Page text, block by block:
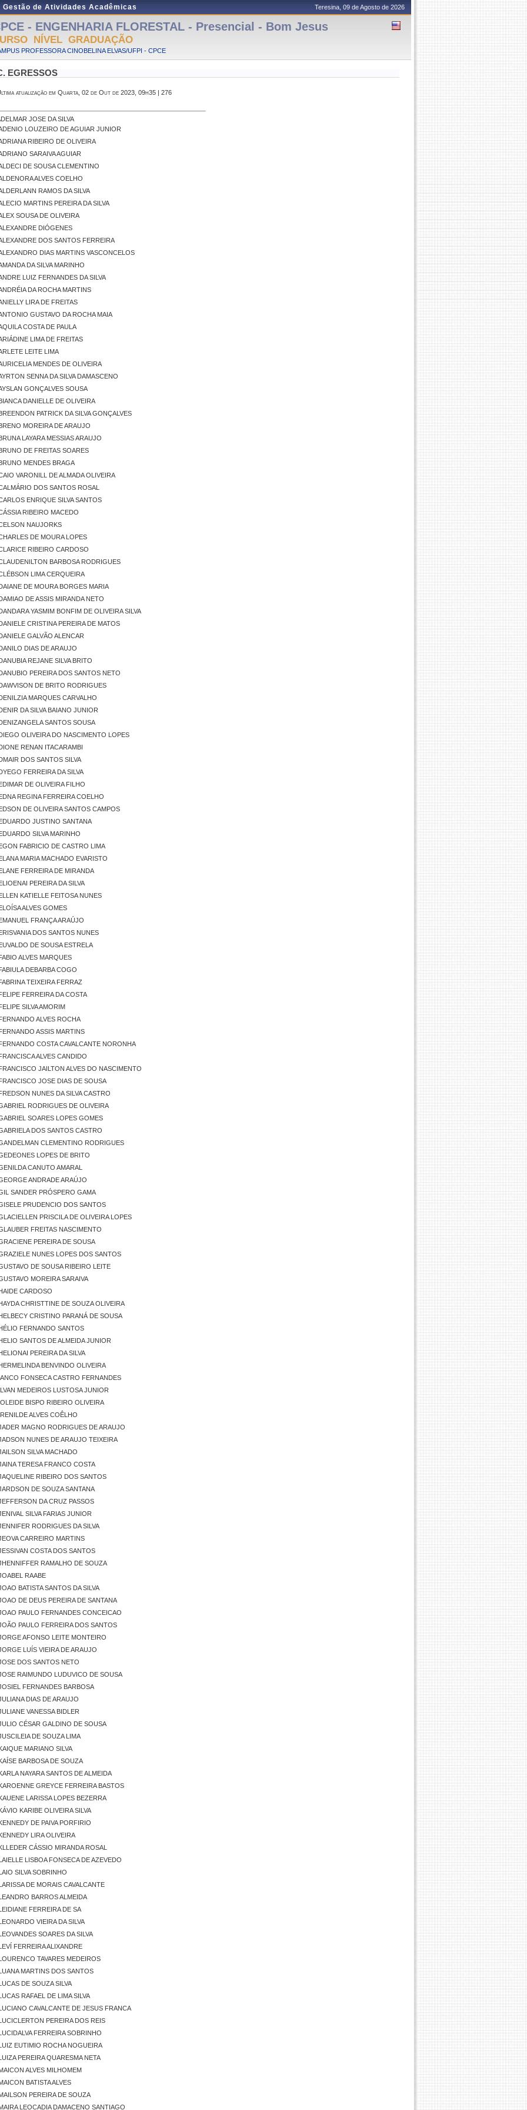
de Atividades Acadêmicas Teresina, 09 de Agosto de 2026
- ENGENHARIA FLORESTAL - Presencial - Bom Jesus
NÍVEL GRADUAÇÃO
PROFESSORA CINOBELINA ELVAS/UFPI - CPCE
EGRESSOS
atualização em Quarta, 02 de Out de 2023, 09h35 | 276
JOSE DA SILVA
LOUZEIRO DE AGUIAR JUNIOR
RIBEIRO DE OLIVEIRA
SARAIVA AGUIAR
DE SOUSA CLEMENTINO
ALVES COELHO
RAMOS DA SILVA
MARTINS PEREIRA DA SILVA
SOUSA DE OLIVEIRA
DIÓGENES
DOS SANTOS FERREIRA
DIAS MARTINS VASCONCELOS
DA SILVA MARINHO
LUIZ FERNANDES DA SILVA
DA ROCHA MARTINS
LIRA DE FREITAS
GUSTAVO DA ROCHA MAIA
COSTA DE PAULA
LIMA DE FREITAS
LEITE LIMA
MENDES DE OLIVEIRA
SENNA DA SILVA DAMASCENO
GONÇALVES SOUSA
DANIELLE DE OLIVEIRA
PATRICK DA SILVA GONÇALVES
MOREIRA DE ARAUJO
LAYARA MESSIAS ARAUJO
DE FREITAS SOARES
MENDES BRAGA
VARONILL DE ALMADA OLIVEIRA
DOS SANTOS ROSAL
ENRIQUE SILVA SANTOS
RIBEIRO MACEDO
NAUJORKS
DE MOURA LOPES
RIBEIRO CARDOSO
BARBOSA RODRIGUES
LIMA CERQUEIRA
DE MOURA BORGES MARIA
DE ASSIS MIRANDA NETO
YASMIM BONFIM DE OLIVEIRA SILVA
CRISTINA PEREIRA DE MATOS
GALVÃO ALENCAR
DIAS DE ARAUJO
REJANE SILVA BRITO
PEREIRA DOS SANTOS NETO
DE BRITO RODRIGUES
MARQUES CARVALHO
DA SILVA BAIANO JUNIOR
SANTOS SOUSA
OLIVEIRA DO NASCIMENTO LOPES
RENAN ITACARAMBI
DOS SANTOS SILVA
FERREIRA DA SILVA
DE OLIVEIRA FILHO
REGINA FERREIRA COELHO
DE OLIVEIRA SANTOS CAMPOS
JUSTINO SANTANA
SILVA MARINHO
FABRICIO DE CASTRO LIMA
MARIA MACHADO EVARISTO
FERREIRA DE MIRANDA
PEREIRA DA SILVA
KATIELLE FEITOSA NUNES
ALVES GOMES
FRANÇA ARAÚJO
DOS SANTOS NUNES
DE SOUSA ESTRELA
ALVES MARQUES
DEBARBA COGO
TEIXEIRA FERRAZ
FERREIRA DA COSTA
SILVA AMORIM
ALVES ROCHA
ASSIS MARTINS
COSTA CAVALCANTE NORONHA
ALVES CANDIDO
JAILTON ALVES DO NASCIMENTO
JOSE DIAS DE SOUSA
NUNES DA SILVA CASTRO
RODRIGUES DE OLIVEIRA
SOARES LOPES GOMES
DOS SANTOS CASTRO
CLEMENTINO RODRIGUES
LOPES DE BRITO
CANUTO AMARAL
ANDRADE ARAÚJO
SANDER PRÓSPERO GAMA
PRUDENCIO DOS SANTOS
PRISCILA DE OLIVEIRA LOPES
FREITAS NASCIMENTO
PEREIRA DE SOUSA
NUNES LOPES DOS SANTOS
DE SOUSA RIBEIRO LEITE
MOREIRA SARAIVA
CARDOSO
CHRISTTINE DE SOUZA OLIVEIRA
CRISTINO PARANÁ DE SOUSA
FERNANDO SANTOS
SANTOS DE ALMEIDA JUNIOR
PEREIRA DA SILVA
BENVINDO OLIVEIRA
FONSECA CASTRO FERNANDES
MEDEIROS LUSTOSA JUNIOR
BISPO RIBEIRO OLIVEIRA
ALVES COÊLHO
MAGNO RODRIGUES DE ARAUJO
NUNES DE ARAUJO TEIXEIRA
SILVA MACHADO
TERESA FRANCO COSTA
RIBEIRO DOS SANTOS
DE SOUZA SANTANA
DA CRUZ PASSOS
SILVA FARIAS JUNIOR
RODRIGUES DA SILVA
CARREIRO MARTINS
COSTA DOS SANTOS
RAMALHO DE SOUZA
RAABE
BATISTA SANTOS DA SILVA
DE DEUS PEREIRA DE SANTANA
PAULO FERNANDES CONCEICAO
PAULO FERREIRA DOS SANTOS
AFONSO LEITE MONTEIRO
LUÍS VIEIRA DE ARAUJO
DOS SANTOS NETO
RAIMUNDO LUDUVICO DE SOUSA
FERNANDES BARBOSA
DIAS DE ARAUJO
VANESSA BIDLER
CÉSAR GALDINO DE SOUSA
DE SOUZA LIMA
MARIANO SILVA
BARBOSA DE SOUZA
NAYARA SANTOS DE ALMEIDA
GREYCE FERREIRA BASTOS
LARISSA LOPES BEZERRA
KARIBE OLIVEIRA SILVA
DE PAIVA PORFIRIO
LIRA OLIVEIRA
CÁSSIO MIRANDA ROSAL
LISBOA FONSECA DE AZEVEDO
SILVA SOBRINHO
DE MORAIS CAVALCANTE
BARROS ALMEIDA
FERREIRA DE SA
VIEIRA DA SILVA
SOARES DA SILVA
FERREIRA ALIXANDRE
TAVARES MEDEIROS
MARTINS DOS SANTOS
DE SOUZA SILVA
RAFAEL DE LIMA SILVA
CAVALCANTE DE JESUS FRANCA
PEREIRA DOS REIS
FERREIRA SOBRINHO
EUTIMIO ROCHA NOGUEIRA
PEREIRA QUARESMA NETA
ALVES MILHOMEM
BATISTA ALVES
PEREIRA DE SOUZA
LEOCADIA DAMACENO SANTIAGO